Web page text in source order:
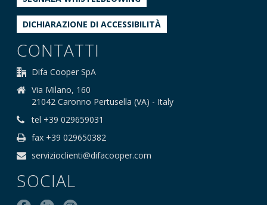
DICHIARAZIONE DI ACCESSIBILITÀ
CONTATTI
Difa Cooper SpA
Via Milano, 160
21042 Caronno Pertusella (VA) - Italy
tel +39 029659031
fax +39 029650382
servizioclienti@difacooper.com
SOCIAL